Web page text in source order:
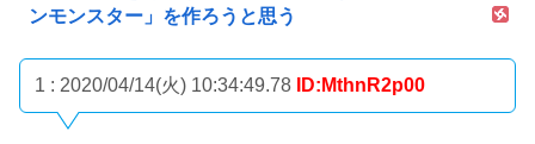
ンモンスター」を作ろうと思う
1 : 2020/04/14(火) 10:34:49.78 ID:MthnR2p00